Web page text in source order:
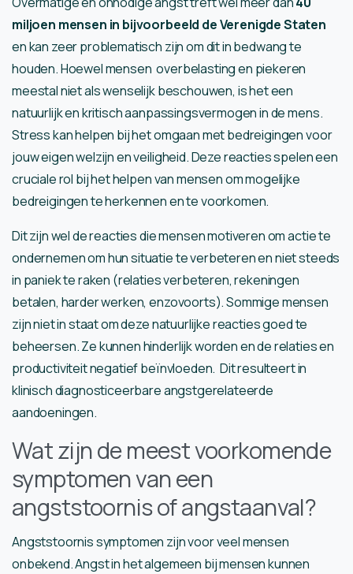
miljoen mensen in bijvoorbeeld de Verenigde Staten
en kan zeer problematisch zijn om dit in bedwang te
houden. Hoewel mensen overbelasting en piekeren
meestal niet als wenselijk beschouwen, is het een
natuurlijk en kritisch aanpassingsvermogen in de mens.
Stress kan helpen bij het omgaan met bedreigingen voor
jouw eigen welzijn en veiligheid. Deze reacties spelen een
cruciale rol bij het helpen van mensen om mogelijke
bedreigingen te herkennen en te voorkomen.
Dit zijn wel de reacties die mensen motiveren om actie te
ondernemen om hun situatie te verbeteren en niet steeds
in paniek te raken (relaties verbeteren, rekeningen
betalen, harder werken, enzovoorts). Sommige mensen
zijn niet in staat om deze natuurlijke reacties goed te
beheersen. Ze kunnen hinderlijk worden en de relaties en
productiviteit negatief beïnvloeden. Dit resulteert in
klinisch diagnosticeerbare angstgerelateerde
aandoeningen.
Wat zijn de meest voorkomende
symptomen van een
angststoornis of angstaanval?
Angststoornis symptomen zijn voor veel mensen
onbekend. Angst in het algemeen bij mensen kunnen